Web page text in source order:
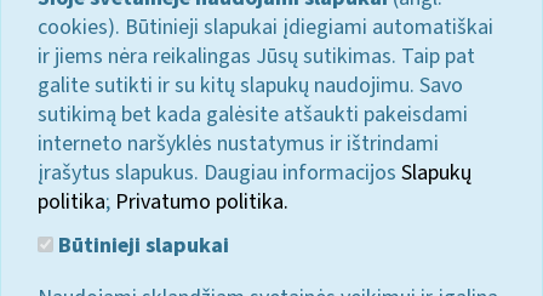
cookies). Būtinieji slapukai įdiegiami automatiškai
ir jiems nėra reikalingas Jūsų sutikimas. Taip pat
galite sutikti ir su kitų slapukų naudojimu. Savo
sutikimą bet kada galėsite atšaukti pakeisdami
interneto naršyklės nustatymus ir ištrindami
įrašytus slapukus. Daugiau informacijos Slapukų
politika; Privatumo politika.
Būtinieji slapukai